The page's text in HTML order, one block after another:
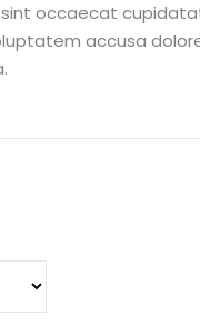
occaecat
accusa